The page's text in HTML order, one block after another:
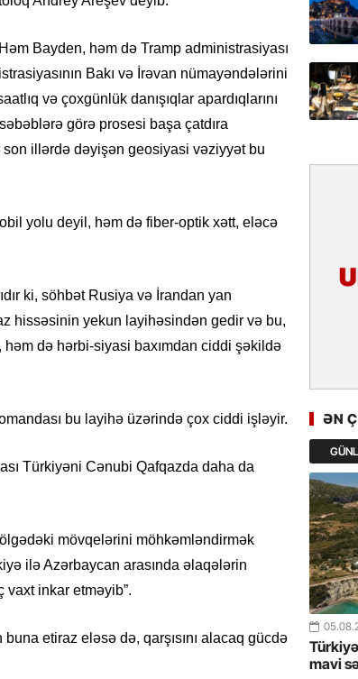
Bayden, həm də Tramp administrasiyası
Bakı və İrəvan nümayəndələrini
və çoxgünlük danışıqlar apardıqlarını
görə prosesi başa çatdıra
son illərdə dəyişən geosiyasi vəziyyət bu
yolu deyil, həm də fiber-optik xətt, eləcə
ki, söhbət Rusiya və İrandan yan
hissəsinin yekun layihəsindən gedir və bu,
də hərbi-siyasi baxımdan ciddi şəkildə
bu layihə üzərində çox ciddi işləyir.
Türkiyəni Cənubi Qafqazda daha da
mövqelərini möhkəmləndirmək
ilə Azərbaycan arasında əlaqələrin
vaxt inkar etməyib”.
etiraz eləsə də, qarşısını alacaq gücdə
Ana
Yeni
Asiya
inkişaf
Awards
-
ƏN
mavi